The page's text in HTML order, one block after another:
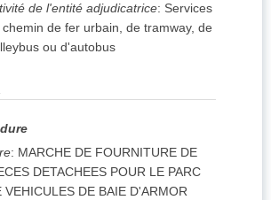
de l'entité adjudicatrice: Services
chemin de fer urbain, de tramway, de
ou d'autobus
: MARCHE DE FOURNITURE DE
DETACHEES POUR LE PARC
VEHICULES DE BAIE D'ARMOR